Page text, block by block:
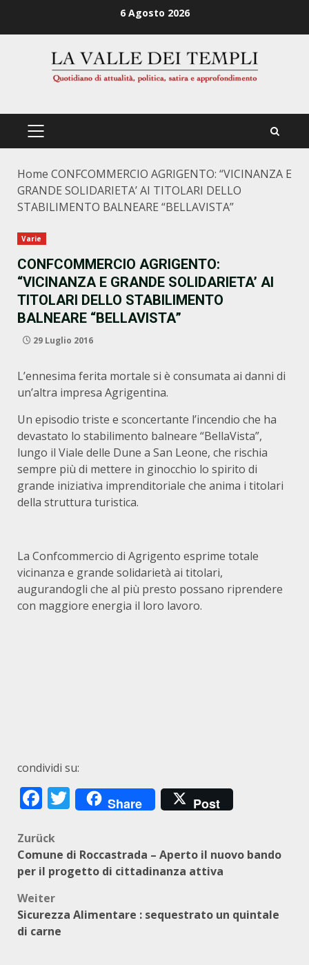
6 Agosto 2026
PRIMÄRES
Home CONFCOMMERCIO AGRIGENTO: “VICINANZA E
GRANDE SOLIDARIETA’ AI TITOLARI DELLO
STABILIMENTO BALNEARE “BELLAVISTA”
Varie
CONFCOMMERCIO AGRIGENTO:
“VICINANZA E GRANDE SOLIDARIETA’ AI
TITOLARI DELLO STABILIMENTO
BALNEARE “BELLAVISTA”
29 Luglio 2016
L’ennesima ferita mortale si è consumata ai danni di
un’altra impresa Agrigentina.
Un episodio triste e sconcertante l’incendio che ha
devastato lo stabilimento balneare “BellaVista”,
lungo il Viale delle Dune a San Leone, che rischia
sempre più di mettere in ginocchio lo spirito di
grande iniziativa imprenditoriale che anima i titolari
della struttura turistica.
La Confcommercio di Agrigento esprime totale
vicinanza e grande solidarietà ai titolari,
augurandogli che al più presto possano riprendere
con maggiore energia il loro lavoro.
condividi su:
Facebook
Twitter
Share Post
Beitragsnavigation
Zurück
Comune di Roccastrada – Aperto il nuovo bando
per il progetto di cittadinanza attiva
Weiter
Sicurezza Alimentare : sequestrato un quintale
di carne